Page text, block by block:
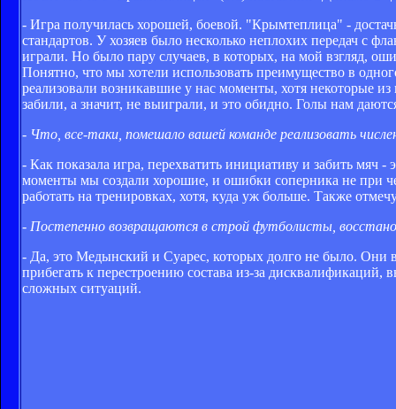
- Игра получилась хорошей, боевой. "Крымтеплица" -
стандартов. У хозяев было несколько неплохих передач с
играли. Но было пару случаев, в которых, на мой взгляд,
Понятно, что мы хотели использовать преимущество в
реализовали возникавшие у нас моменты, хотя некоторые
забили, а значит, не выиграли, и это обидно. Голы нам
- Что, все-таки, помешало вашей команде реализовать
- Как показала игра, перехватить инициативу и забить
моменты мы создали хорошие, и ошибки соперника не при
работать на тренировках, хотя, куда уж больше. Также
- Постепенно возвращаются в строй футболисты,
- Да, это Медынский и Суарес, которых долго не было. Они
прибегать к перестроению состава из-за
сложных ситуаций.